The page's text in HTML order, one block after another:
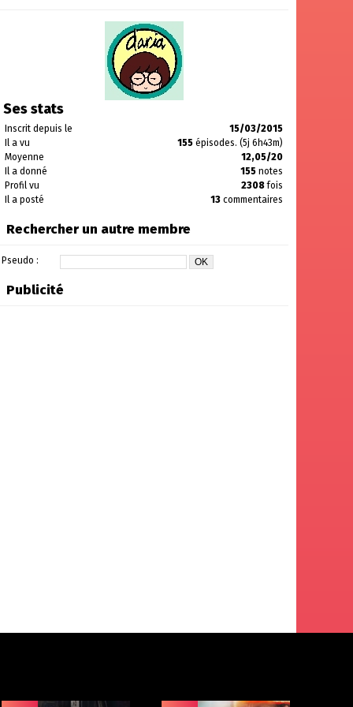
Ses stats
Inscrit depuis le
15/03/2015
Il a vu
155 épisodes. (5j 6h43m)
Moyenne
12,05/20
Il a donné
155 notes
Profil vu
2308fois
Il a posté
13 commentaires
Rechercher un autre membre
Pseudo :
Publicité